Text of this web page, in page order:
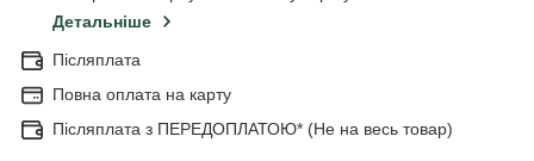
Детальніше
Післяплата
Повна оплата на карту
Післяплата з ПЕРЕДОПЛАТОЮ* (Не на весь товар)